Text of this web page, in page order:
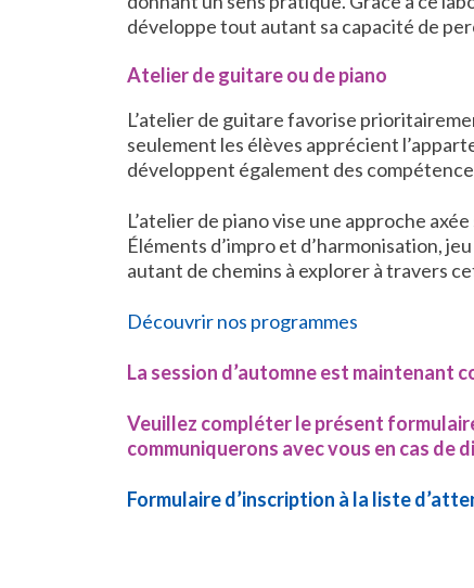
développe tout autant sa capacité de
Atelier de guitare ou de piano
L’atelier de guitare favorise
seulement les élèves apprécient
développent également des
L’atelier de piano vise une approche
Éléments d’impro et d’harmonisation,
autant de chemins à explorer à travers
Découvrir nos programmes
La session d’automne est maintenant
Veuillez compléter le présent
communiquerons avec vous en cas de
Formulaire d’inscription à la liste